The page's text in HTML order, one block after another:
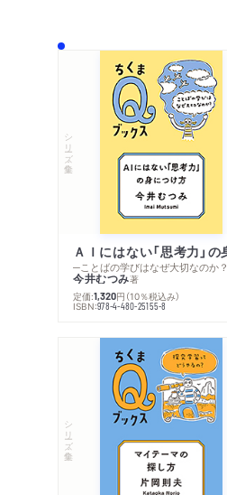
シリーズ・全集
─ことばの学びはなぜ大切なのか？
今井むつみ著
定価:1,320円 （10％税込み）
ISBN:978-4-480-25155-8
シリーズ・全集